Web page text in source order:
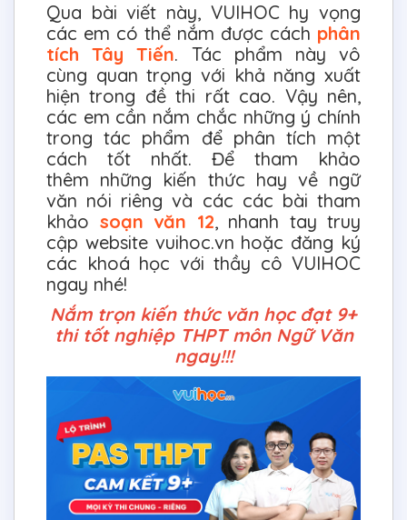
Qua bài viết này, VUIHOC hy vọng
các em có thể nắm được cách phân
tích Tây Tiến. Tác phẩm này vô
cùng quan trọng với khả năng xuất
hiện trong đề thi rất cao. Vậy nên,
các em cần nắm chắc những ý chính
trong tác phẩm để phân tích một
cách tốt nhất. Để tham khảo
thêm những kiến thức hay về ngữ
văn nói riêng và các các bài tham
khảo soạn văn 12, nhanh tay truy
cập website vuihoc.vn hoặc đăng ký
các khoá học với thầy cô VUIHOC
ngay nhé!
Nắm trọn kiến thức văn học đạt 9+
thi tốt nghiệp THPT môn Ngữ Văn
ngay!!!